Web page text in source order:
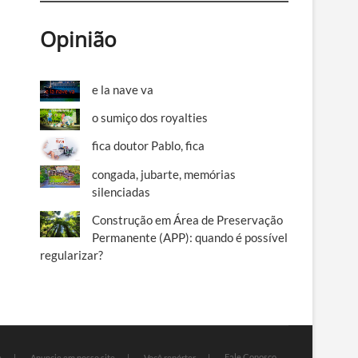
Opinião
e la nave va
o sumiço dos royalties
fica doutor Pablo, fica
congada, jubarte, memórias
silenciadas
Construção em Área de Preservação
Permanente (APP): quando é possível
regularizar?